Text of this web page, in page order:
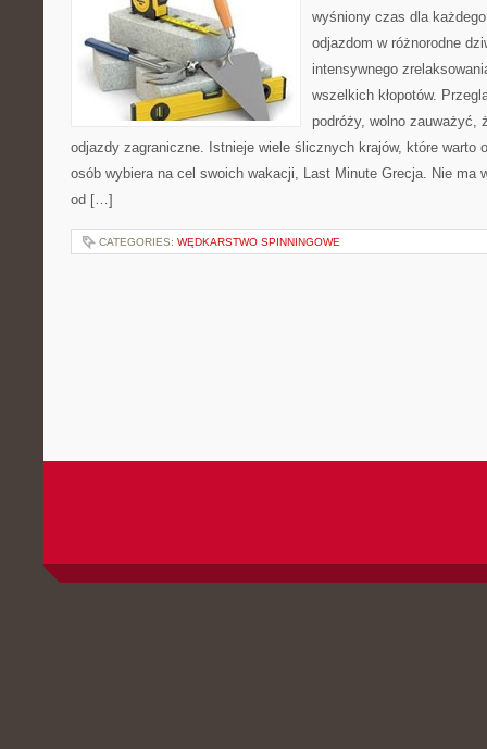
wyśniony czas dla
odjazdom w różnorodne
intensywnego
wszelkich kłopotów.
podróży, wolno zauważyć,
odjazdy zagraniczne. Istnieje wiele ślicznych krajów, które warto
osób wybiera na cel swoich wakacji, Last Minute Grecja. Nie ma
od […]
CATEGORIES: WĘDKARSTWO SPINNINGOWE